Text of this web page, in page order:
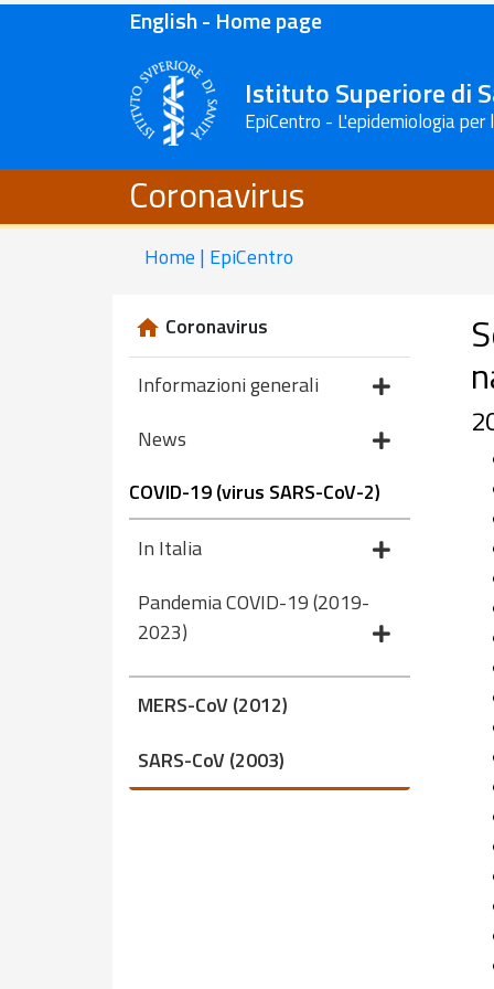
English - Home page
Istituto Superiore di
EpiCentro - L'epidemiologia
Coronavirus
Home | EpiCentro
Coronavirus
Informazioni generali
News
COVID-19 (virus SARS-CoV-2)
In Italia
Pandemia COVID-19 (2019-
2023)
MERS-CoV (2012)
SARS-CoV (2003)